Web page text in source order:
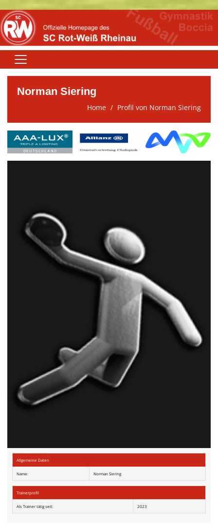
Home
Fußball
Boccia
Impressum
Gaststätte
Norman Siering
Home Profil von Norman Siering
Allgemeine Daten
Name: Norman Siering
Trainerprofil
Als Trainer tätig seit: 2023